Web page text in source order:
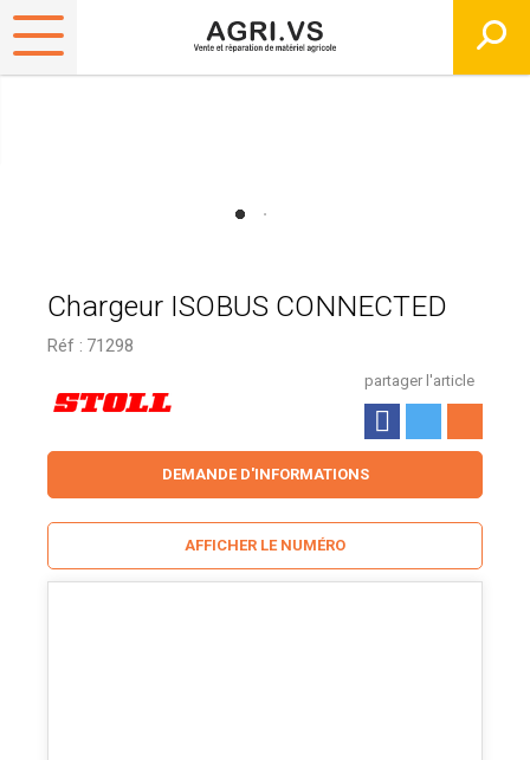
Chargeur ISOBUS CONNECTED
Réf : 71298
partager l'article
DEMANDE D'INFORMATIONS
AFFICHER LE NUMÉRO